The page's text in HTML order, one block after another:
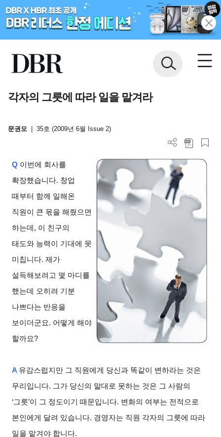
각자의 그릇에 따라 일을 맡겨라
문권모 35호 (2009년 6월 Issue 2)
Q 이번에 회사를
확장했습니다. 창업
때부터 함께 일해온
직원이 큰 몫을 해줬으면
하는데, 이 친구의
태도와 능력이 기대에 못
미칩니다. 제가
설득해보려고 몇 마디를
했는데 오히려 기분
나쁘다는 반응을
보이더군요. 어떻게 해야
할까요?
A 유감스럽지만 그 직원에게 당신과 똑같이 변하라는 것은
무리입니다. 그가 당신의 말대로 못하는 것은 그 사람의
‘그릇’이 그 정도이기 때문입니다. 변화의 여부는 전적으로
본인에게 달려 있습니다. 경영자는 직원 각자의 그릇에 따라
일을 맡겨야 합니다.